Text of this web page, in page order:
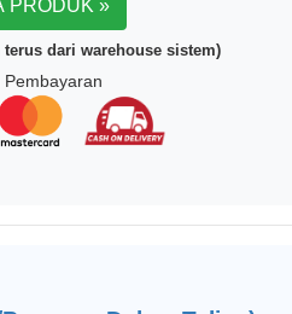
terus dari warehouse sistem)
Pembayaran